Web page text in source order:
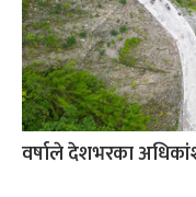
वर्षाले देशभरका